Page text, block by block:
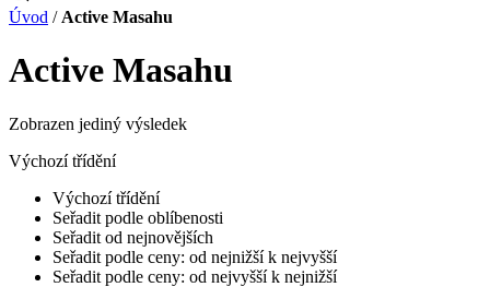
Úvod / Active Masahu
Active Masahu
Zobrazen jediný výsledek
Výchozí třídění
Výchozí třídění
Seřadit podle oblíbenosti
Seřadit od nejnovějších
Seřadit podle ceny: od nejnižší k nejvyšší
Seřadit podle ceny: od nejvyšší k nejnižší